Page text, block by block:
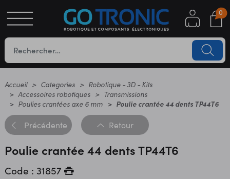
0
Accueil Categories
Robotique - 3D - Kits
Accessoires robotiques
Transmissions
Poulies crantées axe 6 mm
Poulie crantée 44 dents TP44T6
Précédente Retour
Poulie crantée 44 dents TP44T6
Code : 31857